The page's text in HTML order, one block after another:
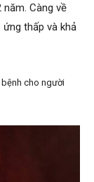
Càng về
thấp và khả
bệnh cho người